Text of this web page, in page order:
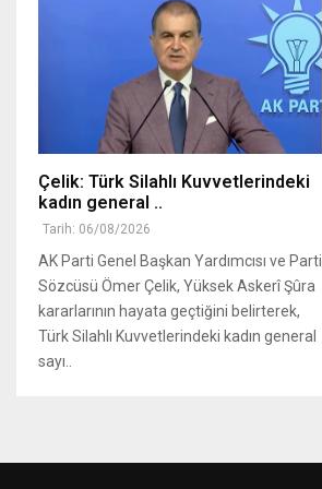
Çelik: Türk Silahlı Kuvvetlerindeki
kadın general ..
Tarih: 06/08/2026
AK Parti Genel Başkan Yardımcısı ve Parti
Sözcüsü Ömer Çelik, Yüksek Askerî Şûra
kararlarının hayata geçtiğini belirterek,
Türk Silahlı Kuvvetlerindeki kadın general
sayı..